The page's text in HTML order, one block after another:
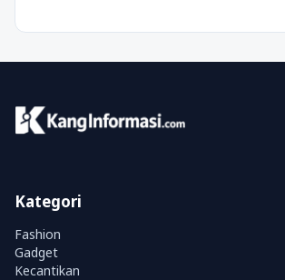
Kategori
Fashion
Gadget
Kecantikan